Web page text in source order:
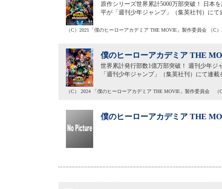
原作シリーズ世界累計5000万部突破！ 日本
平が「週刊少年ジャンプ」（集英社刊）に
（C）2021「僕のヒーローアカデミア THE MOVIE」製作委員会 （C
僕のヒーローアカデミア THE
世界累計発行部数1億万部突破！ 週刊少年ジ
「週刊少年ジャンプ」（集英社刊）にて連
（C） 2024 「僕のヒーローアカデミア THE MOVIE」製作委員会 （
僕のヒーローアカデミア THE